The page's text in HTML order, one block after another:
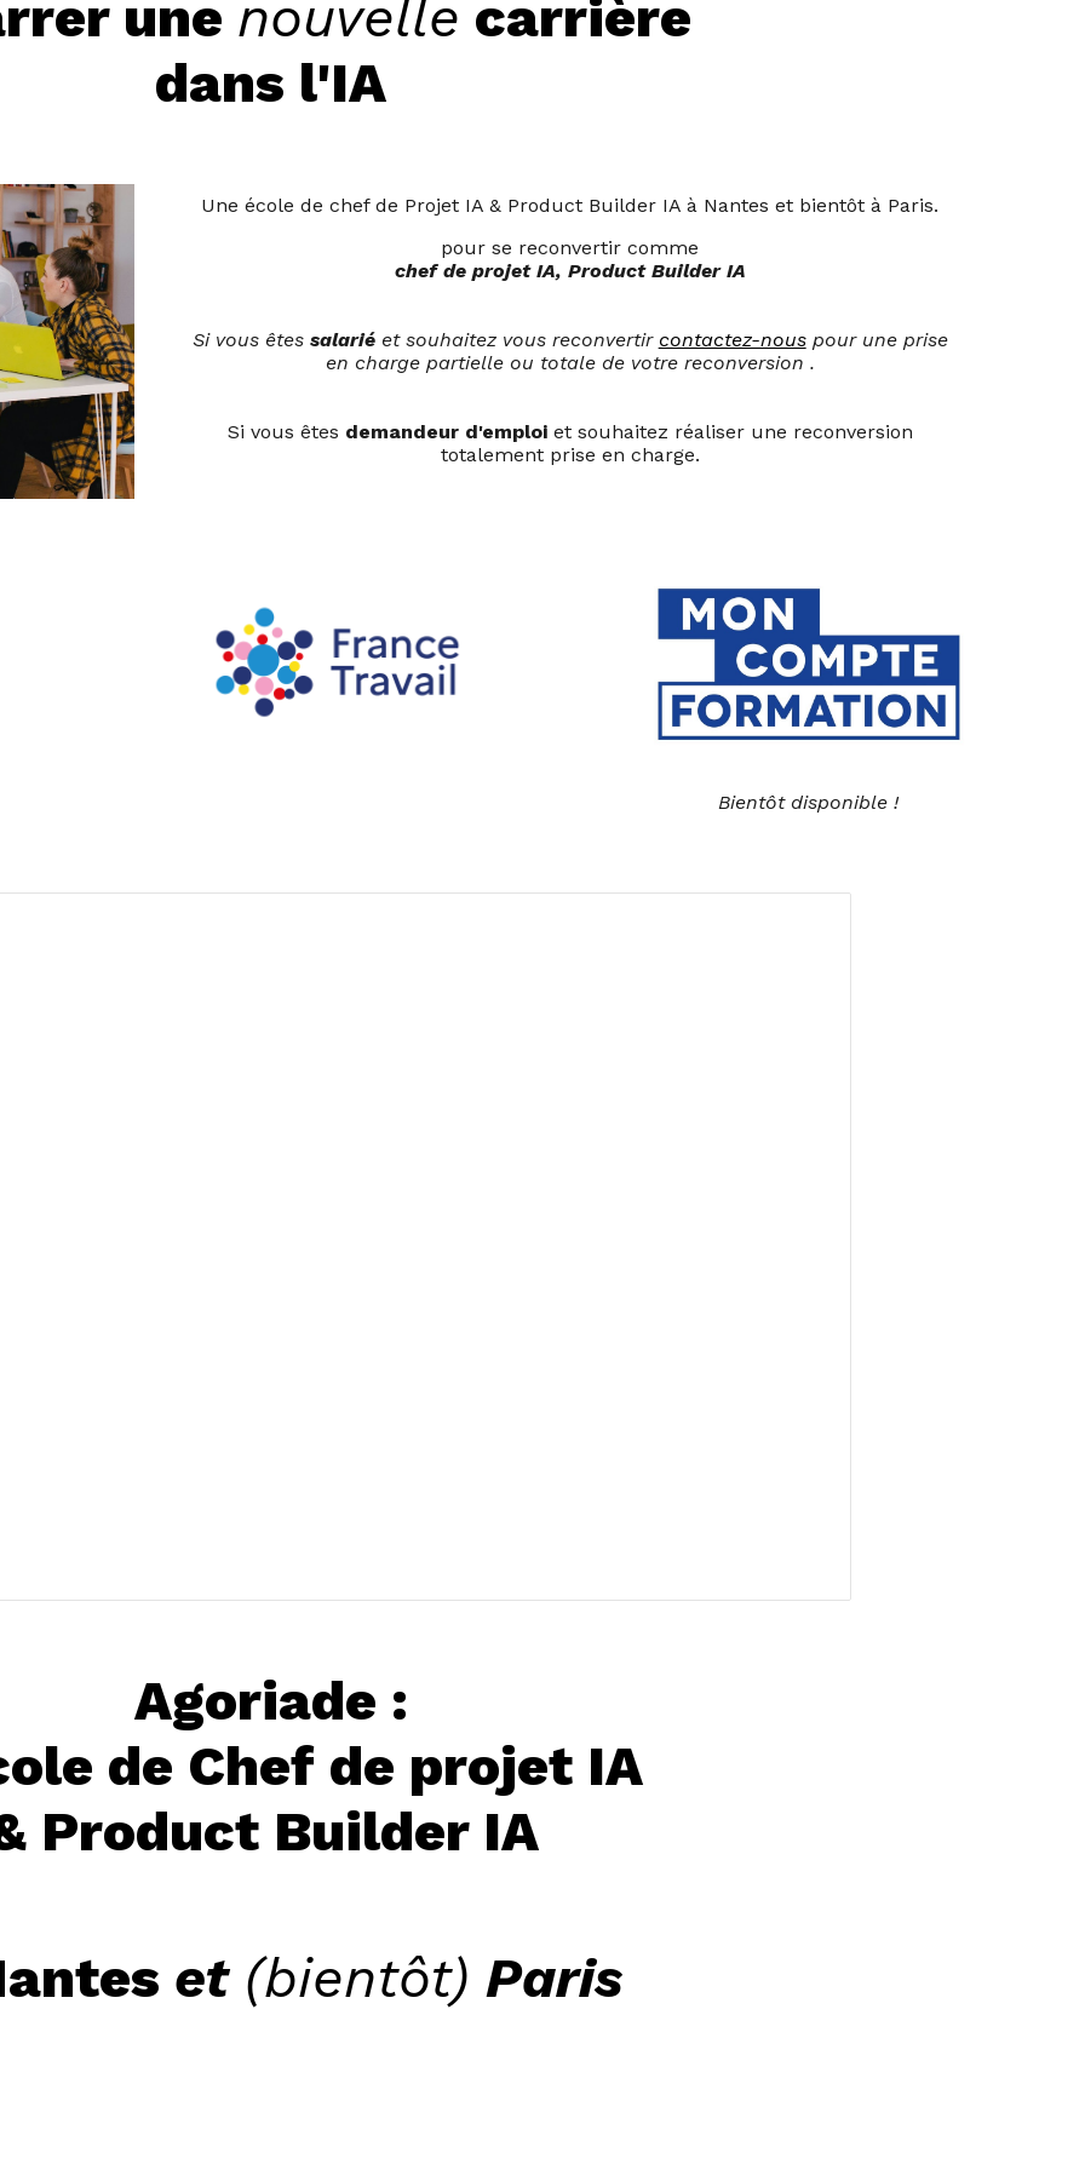
une nouvelle carrière
dans l'IA
Une école de chef de Projet IA & Product Builder IA à Nantes et bientôt à Paris.
pour se reconvertir comme
chef de projet IA, Product Builder IA
Si vous êtes salariéet souhaitez vous reconvertir contactez-nouspour une prise
en charge partielle ou totale de votre reconversion .
Si vous êtes demandeur d'emploiet souhaitez réaliser une reconversion
totalement prise en charge.
Bientôt disponible !
Agoriade :
de Chef de projet IA
Product Builder IA
et (bientôt) Paris